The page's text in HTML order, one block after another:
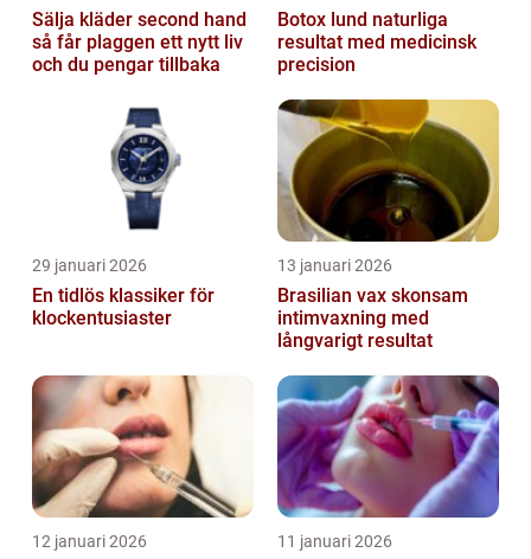
Sälja kläder second hand
så får plaggen ett nytt liv
och du pengar tillbaka
Botox lund naturliga
resultat med medicinsk
precision
29 januari 2026
En tidlös klassiker för
klockentusiaster
13 januari 2026
Brasilian vax skonsam
intimvaxning med
långvarigt resultat
12 januari 2026 11 januari 2026